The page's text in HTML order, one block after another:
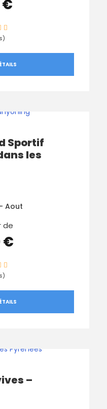
€
Sportif
les
Aout
de
€
–